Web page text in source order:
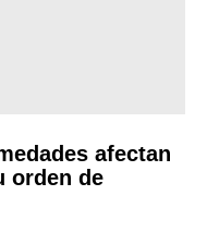
afectan
orden de